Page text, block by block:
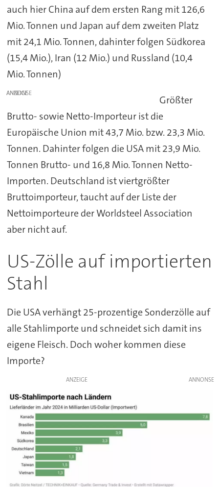
auch hier China auf dem ersten Rang mit 126,6
Mio. Tonnen und Japan auf dem zweiten Platz
mit 24,1 Mio. Tonnen, dahinter folgen Südkorea
(15,4 Mio.), Iran (12 Mio.) und Russland (10,4
Mio. Tonnen)
ANZEIGE
Größter
Brutto- sowie Netto-Importeur ist die
Europäische Union mit 43,7 Mio. bzw. 23,3 Mio.
Tonnen. Dahinter folgen die USA mit 23,9 Mio.
Tonnen Brutto- und 16,8 Mio. Tonnen Netto-
Importen. Deutschland ist viertgrößter
Bruttoimporteur, taucht auf der Liste der
Nettoimporteure der Worldsteel Association
aber nicht auf.
US-Zölle auf importierten
Stahl
Die USA verhängt 25-prozentige Sonderzölle auf
alle Stahlimporte und schneidet sich damit ins
eigene Fleisch. Doch woher kommen diese
Importe?
ANZEIGE